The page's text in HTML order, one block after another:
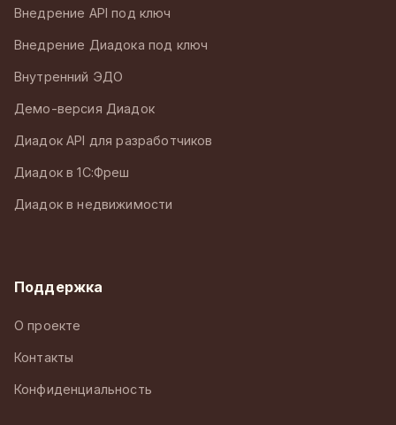
Внедрение API под ключ
Внедрение Диадока под ключ
Внутренний ЭДО
Демо-версия Диадок
Диадок API для разработчиков
Диадок в 1С:Фреш
Диадок в недвижимости
Поддержка
О проекте
Контакты
Конфиденциальность